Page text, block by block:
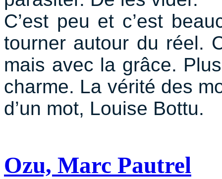
C’est peu et c’est
tourner autour du réel.
mais avec la grâce.
charme. La vérité des
d’un mot, Louise Bottu.
Ozu, Marc Pautrel